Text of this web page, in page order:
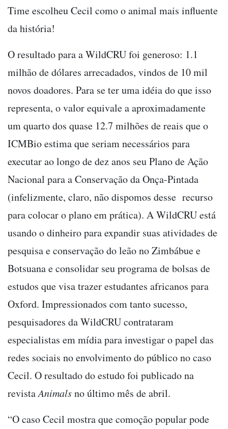
Time escolheu Cecil como o animal mais influente
da história!
O resultado para a WildCRU foi generoso: 1.1
milhão de dólares arrecadados, vindos de 10 mil
novos doadores. Para se ter uma idéia do que isso
representa, o valor equivale a aproximadamente
um quarto dos quase 12.7 milhões de reais que o
ICMBio estima que seriam necessários para
executar ao longo de dez anos seu Plano de Ação
Nacional para a Conservação da Onça-Pintada
(infelizmente, claro, não dispomos desse recurso
para colocar o plano em prática). A WildCRU está
usando o dinheiro para expandir suas atividades de
pesquisa e conservação do leão no Zimbábue e
Botsuana e consolidar seu programa de bolsas de
estudos que visa trazer estudantes africanos para
Oxford. Impressionados com tanto sucesso,
pesquisadores da WildCRU contrataram
especialistas em mídia para investigar o papel das
redes sociais no envolvimento do público no caso
Cecil. O resultado do estudo foi publicado na
revistaAnimalsno último mês de abril.
“O caso Cecil mostra que comoção popular pode